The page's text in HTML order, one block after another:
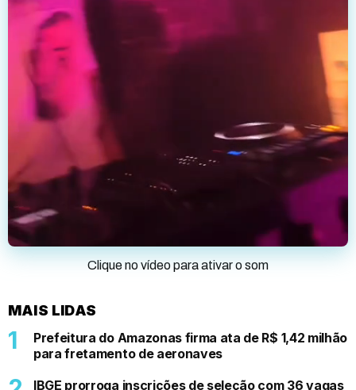
Clique no vídeo para ativar o som
MAIS LIDAS
Prefeitura do Amazonas firma ata de R$ 1,42 milhão
para fretamento de aeronaves
IBGE prorroga inscrições de seleção com 36 vagas